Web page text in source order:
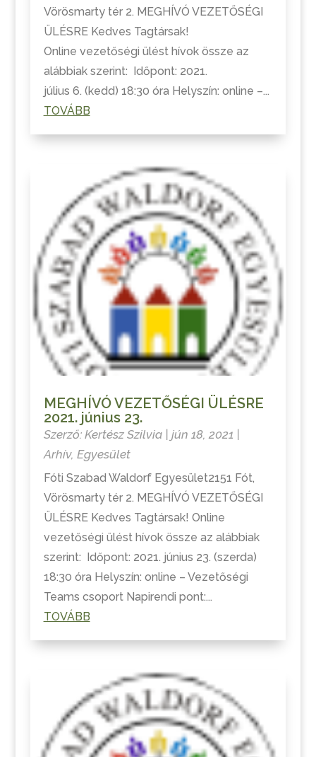
Vörösmarty tér 2. MEGHÍVÓ VEZETŐSÉGI
ÜLÉSRE Kedves Tagtársak!
Online vezetőségi ülést hívok össze az
alábbiak szerint: Időpont: 2021.
július 6. (kedd) 18:30 óra Helyszín: online –...
TOVÁBB
MEGHÍVÓ VEZETŐSÉGI ÜLÉSRE
2021. június 23.
Szerző: Kertész Szilvia| jún 18, 2021 |
Arhív, Egyesület
Fóti Szabad Waldorf Egyesület2151 Fót,
Vörösmarty tér 2. MEGHÍVÓ VEZETŐSÉGI
ÜLÉSRE Kedves Tagtársak! Online
vezetőségi ülést hívok össze az alábbiak
szerint: Időpont: 2021. június 23. (szerda)
18:30 óra Helyszín: online – Vezetőségi
Teams csoport Napirendi pont:...
TOVÁBB